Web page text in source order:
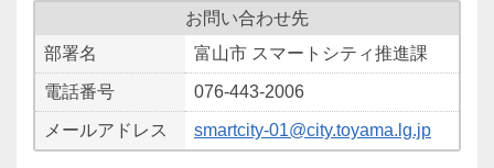
お問い合わせ先
部署名
富山市 スマートシティ推進課
電話番号 076-443-2006
メールアドレス smartcity-01@city.toyama.lg.jp